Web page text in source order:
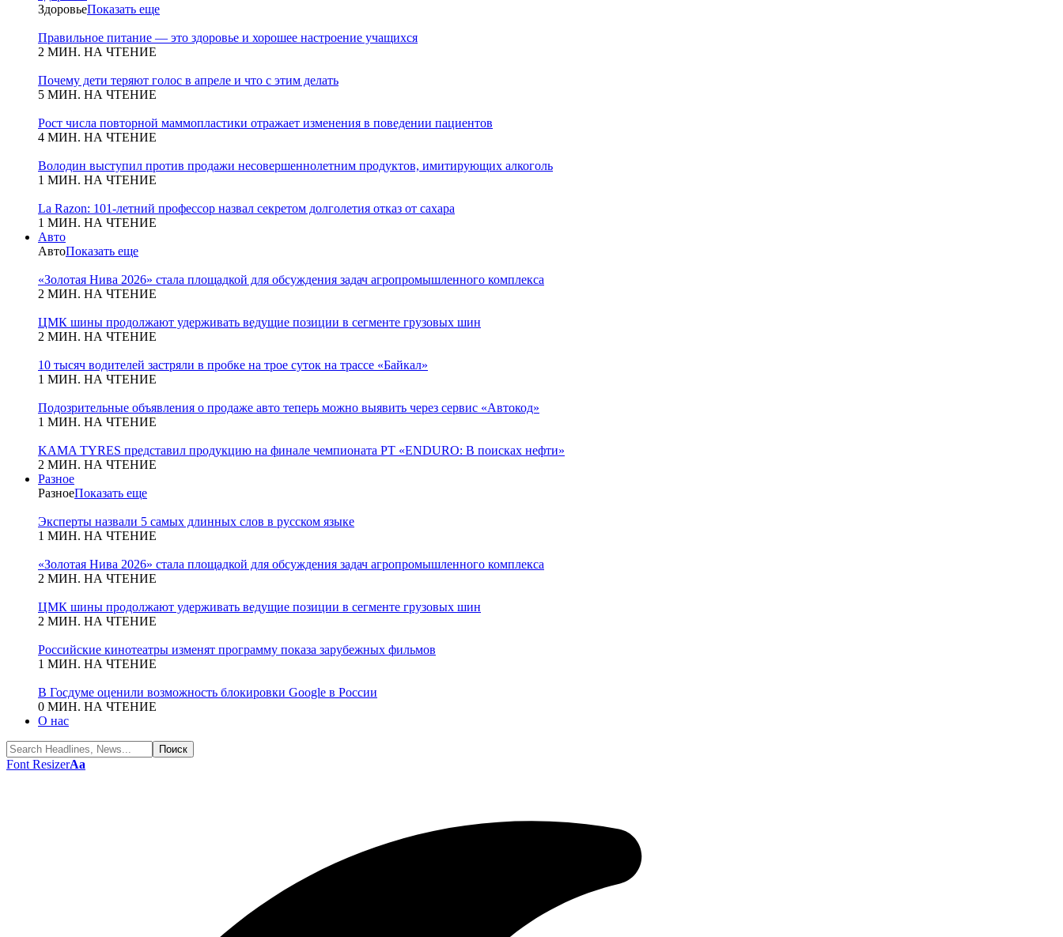
ЗдоровьеПоказать еще
Правильное питание — это здоровье и хорошее настроение учащихся
2 МИН. НА ЧТЕНИЕ
Почему дети теряют голос в апреле и что с этим делать
5 МИН. НА ЧТЕНИЕ
Рост числа повторной маммопластики отражает изменения в поведении пациентов
4 МИН. НА ЧТЕНИЕ
Володин выступил против продажи несовершеннолетним продуктов, имитирующих алкоголь
1 МИН. НА ЧТЕНИЕ
La Razon: 101-летний профессор назвал секретом долголетия отказ от сахара
1 МИН. НА ЧТЕНИЕ
Авто
АвтоПоказать еще
«Золотая Нива 2026» стала площадкой для обсуждения задач агропромышленного комплекса
2 МИН. НА ЧТЕНИЕ
ЦМК шины продолжают удерживать ведущие позиции в сегменте грузовых шин
2 МИН. НА ЧТЕНИЕ
10 тысяч водителей застряли в пробке на трое суток на трассе «Байкал»
1 МИН. НА ЧТЕНИЕ
Подозрительные объявления о продаже авто теперь можно выявить через сервис «Автокод»
1 МИН. НА ЧТЕНИЕ
KAMA TYRES представил продукцию на финале чемпионата РТ «ENDURO: В поисках нефти»
2 МИН. НА ЧТЕНИЕ
Разное
РазноеПоказать еще
Эксперты назвали 5 самых длинных слов в русском языке
1 МИН. НА ЧТЕНИЕ
«Золотая Нива 2026» стала площадкой для обсуждения задач агропромышленного комплекса
2 МИН. НА ЧТЕНИЕ
ЦМК шины продолжают удерживать ведущие позиции в сегменте грузовых шин
2 МИН. НА ЧТЕНИЕ
Российские кинотеатры изменят программу показа зарубежных фильмов
1 МИН. НА ЧТЕНИЕ
В Госдуме оценили возможность блокировки Google в России
0 МИН. НА ЧТЕНИЕ
О нас
Font ResizerAa